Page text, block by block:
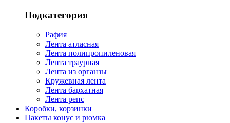
Подкатегория
Рафия
Лента атласная
Лента полипропиленовая
Лента траурная
Лента из органзы
Кружевная лента
Лента бархатная
Лента репс
Коробки, корзинки
Пакеты конус и рюмка